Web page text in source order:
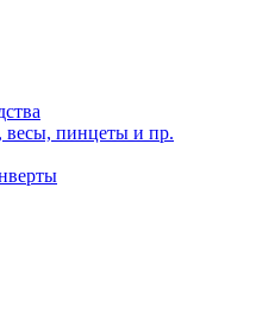
пинцеты и пр.